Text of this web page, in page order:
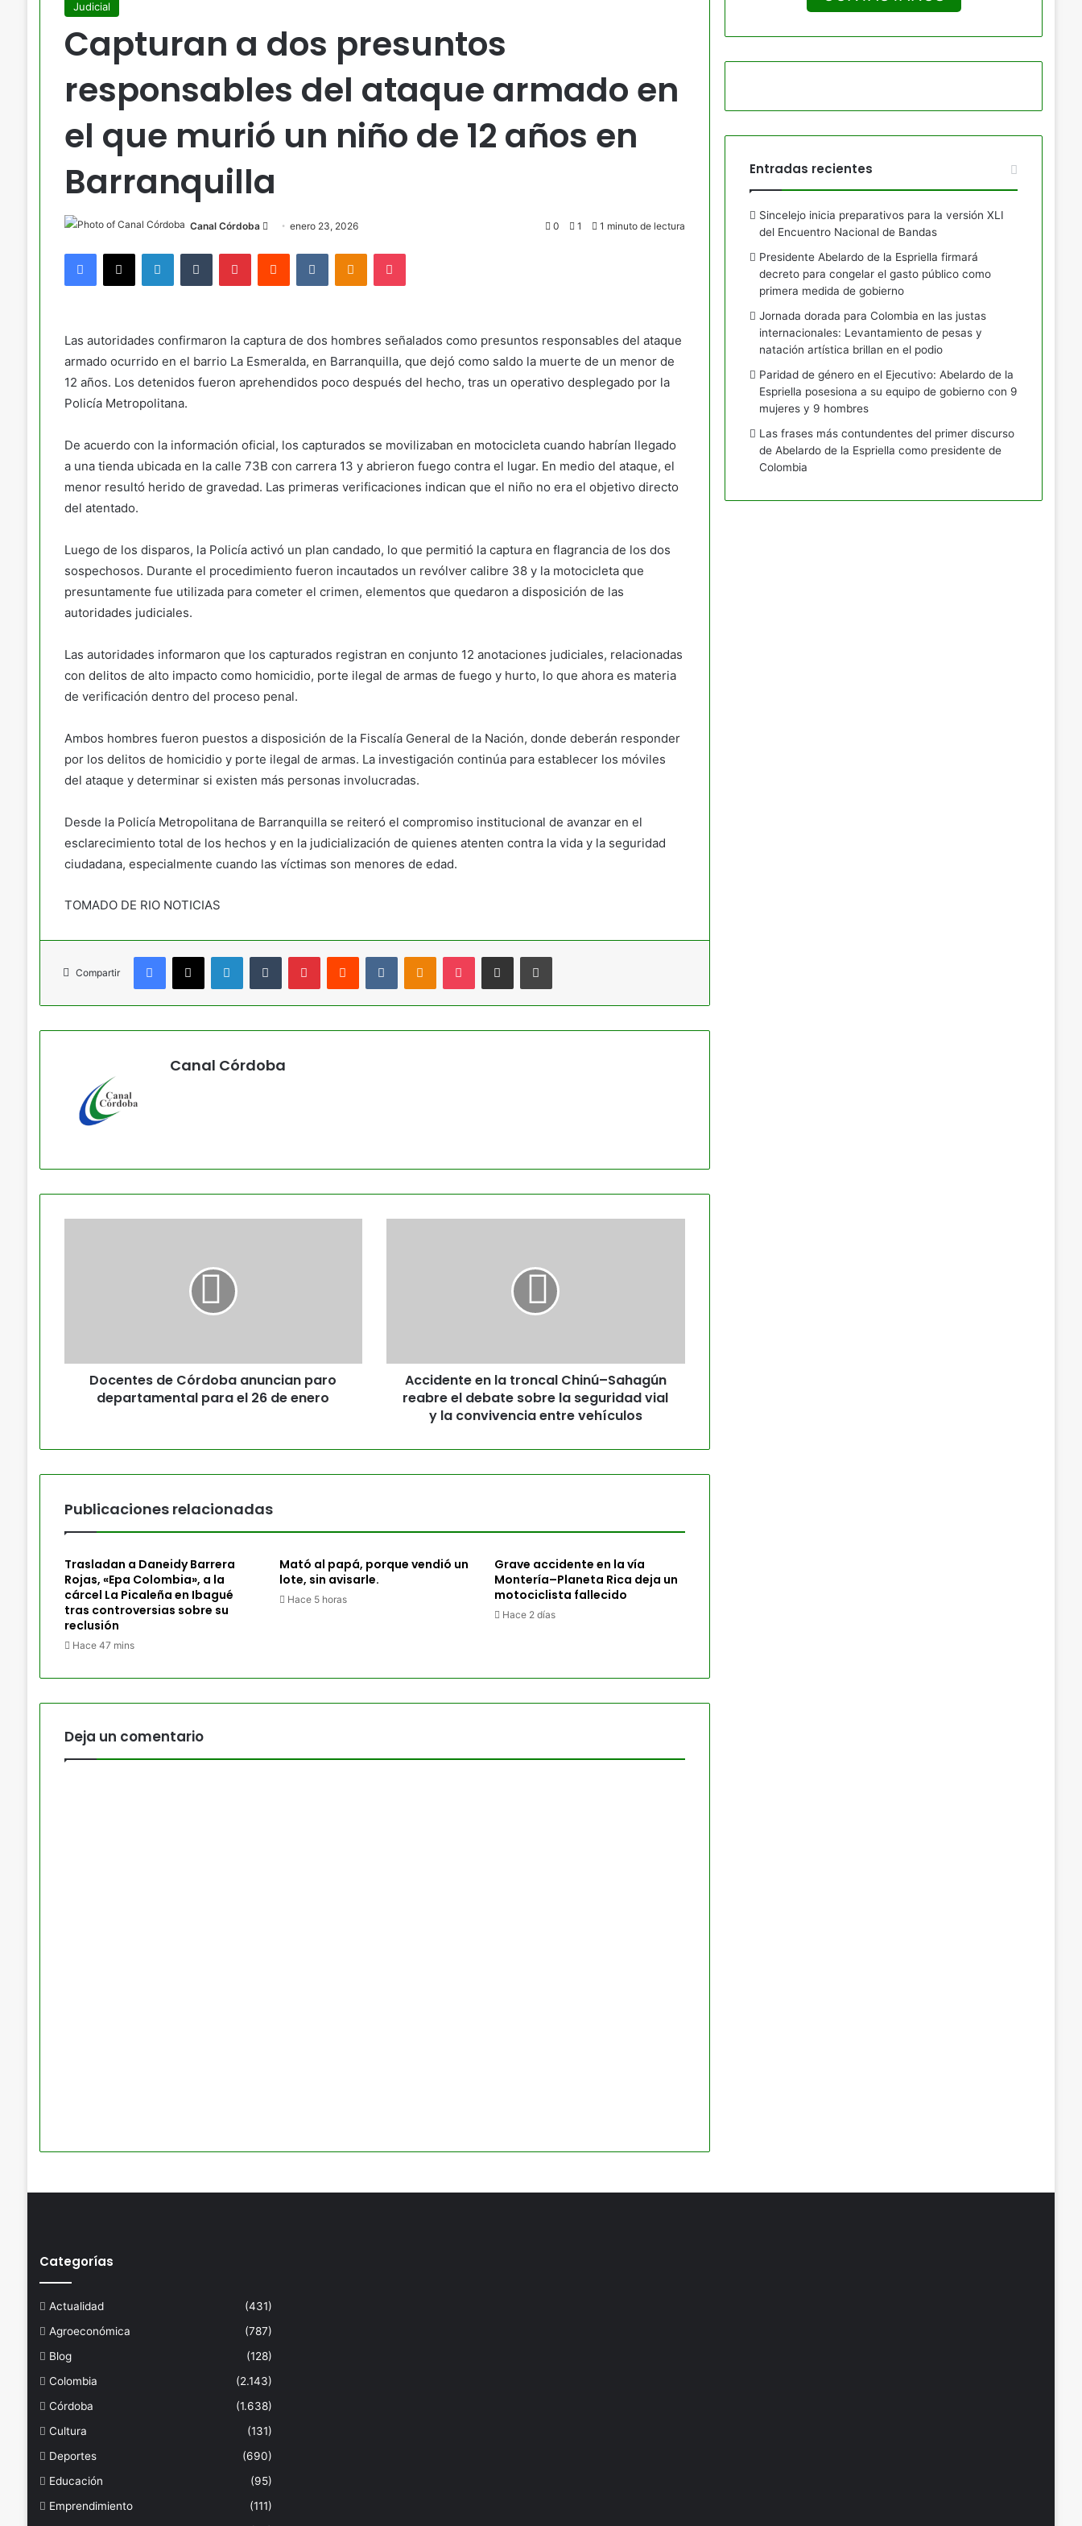
Judicial
Capturan a dos presuntos
responsables del ataque armado en
el que murió un niño de 12 años en
Barranquilla
Canal Córdoba Send
email
enero 23, 2026 0 1 1 minuto de lectura
Facebook
X LinkedInTumblr PinterestReddit VKontakteOdnoklassniki
Pocket
Las autoridades confirmaron la captura de dos hombres señalados como presuntos responsables del ataque
armado ocurrido en el barrio La Esmeralda, en Barranquilla, que dejó como saldo la muerte de un menor de
12 años. Los detenidos fueron aprehendidos poco después del hecho, tras un operativo desplegado por la
Policía Metropolitana.
De acuerdo con la información oficial, los capturados se movilizaban en motocicleta cuando habrían llegado
a una tienda ubicada en la calle 73B con carrera 13 y abrieron fuego contra el lugar. En medio del ataque, el
menor resultó herido de gravedad. Las primeras verificaciones indican que el niño no era el objetivo directo
del atentado.
Luego de los disparos, la Policía activó un plan candado, lo que permitió la captura en flagrancia de los dos
sospechosos. Durante el procedimiento fueron incautados un revólver calibre 38 y la motocicleta que
presuntamente fue utilizada para cometer el crimen, elementos que quedaron a disposición de las
autoridades judiciales.
Las autoridades informaron que los capturados registran en conjunto 12 anotaciones judiciales, relacionadas
con delitos de alto impacto como homicidio, porte ilegal de armas de fuego y hurto, lo que ahora es materia
de verificación dentro del proceso penal.
Ambos hombres fueron puestos a disposición de la Fiscalía General de la Nación, donde deberán responder
por los delitos de homicidio y porte ilegal de armas. La investigación continúa para establecer los móviles
del ataque y determinar si existen más personas involucradas.
Desde la Policía Metropolitana de Barranquilla se reiteró el compromiso institucional de avanzar en el
esclarecimiento total de los hechos y en la judicialización de quienes atenten contra la vida y la seguridad
ciudadana, especialmente cuando las víctimas son menores de edad.
TOMADO DE RIO NOTICIAS
Compartir
Facebook
X LinkedInTumblr PinterestReddit VKontakteOdnoklassniki
Pocket Compartir por correo electrónicoImprimir
Canal Córdoba
Docentes de Córdoba anuncian paro
departamental para el 26 de enero
Accidente en la troncal Chinú–Sahagún
reabre el debate sobre la seguridad vial
y la convivencia entre vehículos
Publicaciones relacionadas
Trasladan a Daneidy Barrera
Rojas, «Epa Colombia», a la
cárcel La Picaleña en Ibagué
tras controversias sobre su
reclusión
Hace 47 mins
Mató al papá, porque vendió un
lote, sin avisarle.
Hace 5 horas
Grave accidente en la vía
Montería–Planeta Rica deja un
motociclista fallecido
Hace 2 días
Deja un comentario
Entradas recientes
Sincelejo inicia preparativos para la versión XLI
del Encuentro Nacional de Bandas
Presidente Abelardo de la Espriella firmará
decreto para congelar el gasto público como
primera medida de gobierno
Jornada dorada para Colombia en las justas
internacionales: Levantamiento de pesas y
natación artística brillan en el podio
Paridad de género en el Ejecutivo: Abelardo de la
Espriella posesiona a su equipo de gobierno con 9
mujeres y 9 hombres
Las frases más contundentes del primer discurso
de Abelardo de la Espriella como presidente de
Colombia
Categorías
Actualidad
(431)
Agroeconómica
(787)
Blog
(128)
Colombia
(2.143)
Córdoba
(1.638)
Cultura
(131)
Deportes
(690)
Educación
(95)
Emprendimiento
(111)